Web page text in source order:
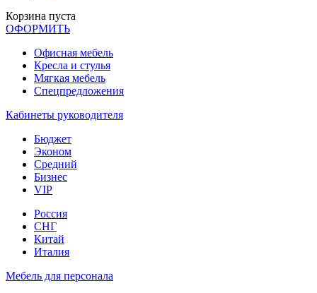
Корзина пуста
ОФОРМИТЬ
Офиcная мебель
Кресла и стулья
Мягкая мебель
Спецпредложения
Кабинеты руководителя
Бюджет
Эконом
Средний
Бизнес
VIP
Россия
СНГ
Китай
Италия
Мебель для персонала